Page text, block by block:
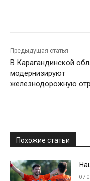
Предыдущая статья
В Карагандинской
модернизируют
железнодорожную
Похожие статьи